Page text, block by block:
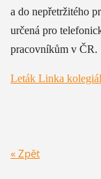
a do nepřetržitého
určená pro
pracovníkům v ČR.
Leták Linka
« Zpět